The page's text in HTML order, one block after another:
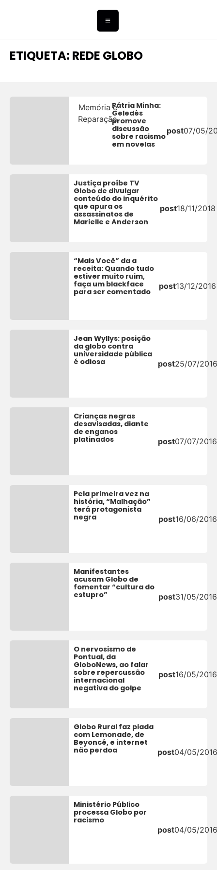
ETIQUETA: REDE GLOBO
Memória e
Reparação
Pátria Minha:
Geledés
promove
discussão
sobre racismo
em novelas
post07/05/
Justiça proíbe TV
Globo de divulgar
conteúdo do inquérito
que apura os
assassinatos de
Marielle e Anderson
post18/11/2018
“Mais Você” da a
receita: Quando tudo
estiver muito ruim,
faça um blackface
para ser comentado
post13/12/2016
Jean Wyllys: posição
da globo contra
universidade pública
é odiosa
post25/07/2016
Crianças negras
desavisadas, diante
de enganos
platinados
post07/07/2016
Pela primeira vez na
história, “Malhação”
terá protagonista
negra
post16/06/2016
Manifestantes
acusam Globo de
fomentar “cultura do
estupro”
post31/05/2016
O nervosismo de
Pontual, da
GloboNews, ao falar
sobre repercussão
internacional
negativa do golpe
post16/05/2016
Globo Rural faz piada
com Lemonade, de
Beyoncé, e internet
não perdoa
post04/05/
Ministério Público
processa Globo por
racismo
post04/05/